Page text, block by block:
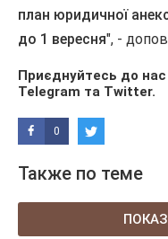
план юридичної
до 1 вересня", -
Приєднуйтесь до
Telegram та Twitter.
0
Также по теме